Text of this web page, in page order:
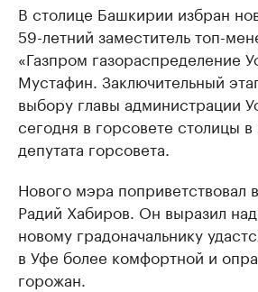
В столице Башкирии избран
59-летний заместитель топ-
«Газпром газораспределение
Мустафин. Заключительный
выбору главы администрации
сегодня в горсовете столицы в
депутата горсовета.
Нового мэра поприветствовал
Радий Хабиров. Он выразил
новому градоначальнику
в Уфе более комфортной и
горожан.